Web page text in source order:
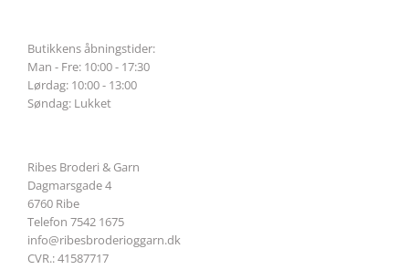
Butikkens åbningstider:
Man - Fre: 10:00 - 17:30
Lørdag: 10:00 - 13:00
Søndag: Lukket
Ribes Broderi & Garn
Dagmarsgade 4
6760 Ribe
Telefon 7542 1675
info@ribesbroderioggarn.dk
CVR.: 41587717